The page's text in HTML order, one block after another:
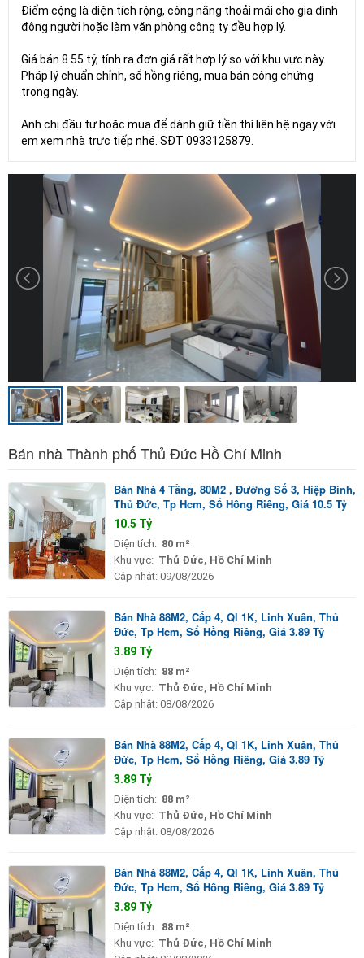
Điểm cộng là diện tích rộng, công năng thoải mái cho gia đình
đông người hoặc làm văn phòng công ty đều hợp lý.
Giá bán 8.55 tỷ, tính ra đơn giá rất hợp lý so với khu vực này.
Pháp lý chuẩn chỉnh, sổ hồng riêng, mua bán công chứng
trong ngày.
Anh chị đầu tư hoặc mua để dành giữ tiền thì liên hệ ngay với
em xem nhà trực tiếp nhé. SĐT 0933125879.
Bán nhà Thành phố Thủ Đức Hồ Chí Minh
Bán Nhà 4 Tầng, 80M2 , Đường Số 3, Hiệp Bình,
Thủ Đức, Tp Hcm, Sổ Hồng Riêng, Giá 10.5 Tỷ
10.5 Tỷ
Diện tích: 80 m²
Khu vực: Thủ Đức, Hồ Chí Minh
Cập nhật: 09/08/2026
Bán Nhà 88M2, Cấp 4, Ql 1K, Linh Xuân, Thủ
Đức, Tp Hcm, Sổ Hồng Riêng, Giá 3.89 Tỷ
3.89 Tỷ
Diện tích: 88 m²
Khu vực: Thủ Đức, Hồ Chí Minh
Cập nhật: 08/08/2026
Bán Nhà 88M2, Cấp 4, Ql 1K, Linh Xuân, Thủ
Đức, Tp Hcm, Sổ Hồng Riêng, Giá 3.89 Tỷ
3.89 Tỷ
Diện tích: 88 m²
Khu vực: Thủ Đức, Hồ Chí Minh
Cập nhật: 08/08/2026
Bán Nhà 88M2, Cấp 4, Ql 1K, Linh Xuân, Thủ
Đức, Tp Hcm, Sổ Hồng Riêng, Giá 3.89 Tỷ
3.89 Tỷ
Diện tích: 88 m²
Khu vực: Thủ Đức, Hồ Chí Minh